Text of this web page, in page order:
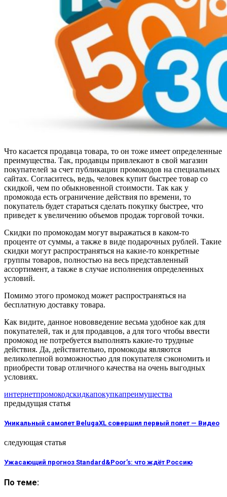
Что касается продавца товара, то он тоже имеет определенные
преимущества. Так, продавцы привлекают в свой магазин
покупателей за счет публикации промокодов на специальных
сайтах. Согласитесь, ведь, человек купит быстрее товар со
скидкой, чем по обыкновенной стоимости. Так как у
промокода есть ограничение действия по времени, то
покупатель будет стараться сделать покупку быстрее, что
приведет к увеличению объемов продаж торговой точки.
Скидки по промокодам могут выражаться в каком-то
проценте от суммы, а также в виде подарочных рублей. Такие
скидки могут распространяться на какие-то конкретные
группы товаров, полностью на весь представленный
ассортимент, а также в случае исполнения определенных
условий.
Помимо этого промокод может распространяться на
бесплатную доставку товара.
Как видите, данное нововведение весьма удобное как для
покупателей, так и для продавцов, а для того чтобы ввести
промокод не потребуется выполнять какие-то трудные
действия. Да, действительно, промокоды являются
великолепной возможностью для покупателя сэкономить и
приобрести товар отличного качества на очень выгодных
условиях.
интернетпромокодскидкапокупкапреимущества
предыдущая статья
Уникальный самолет BelugaXL совершил первый полет — Видео
следующая статья
Ужасающий прогноз Standard&Poorʼs: что ждёт Россию
По теме: